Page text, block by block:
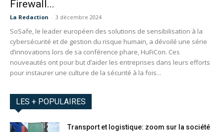
Firewall...
La Redaction - 3 décembre 2024
SoSafe, le leader européen des solutions de sensibilisation à la
cybersécurité et de gestion du risque humain, a dévoilé une série
d’innovations lors de sa conférence phare, HuFiCon. Ces
nouveautés ont pour but d’aider les entreprises dans leurs efforts
pour instaurer une culture de la sécurité à la fois...
LES + POPULAIRES
Transport et logistique: zoom sur la société